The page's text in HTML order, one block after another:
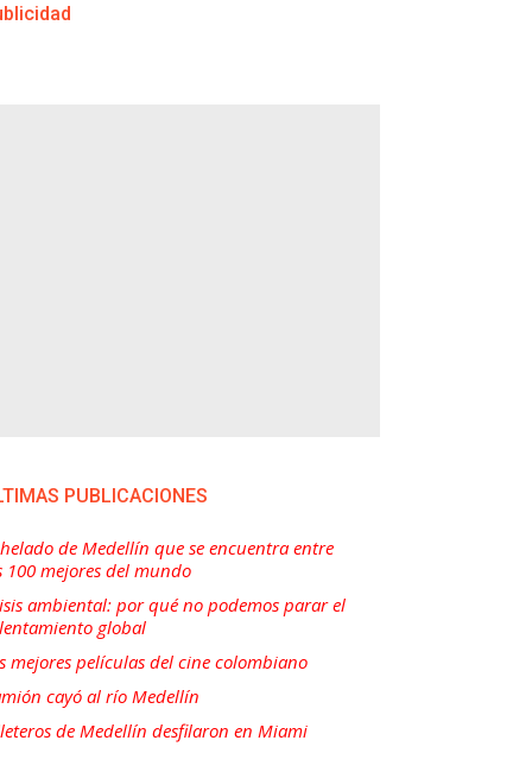
PUBLICACIONES
de Medellín que se encuentra entre
100 mejores del mundo
ambiental: por qué no podemos parar el
global
mejores películas del cine colombiano
cayó al río Medellín
de Medellín desfilaron en Miami